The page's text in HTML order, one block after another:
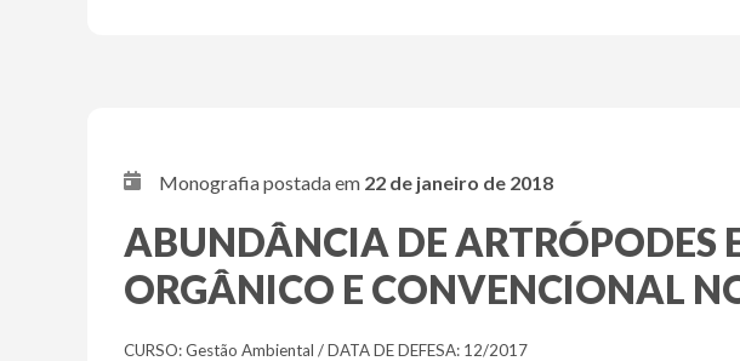
Monografia postada em 22 de janeiro de 2018
ABUNDÂNCIA DE ARTRÓPODES
ORGÂNICO E CONVENCIONAL
CURSO: Gestão Ambiental / DATA DE DEFESA: 12/2017